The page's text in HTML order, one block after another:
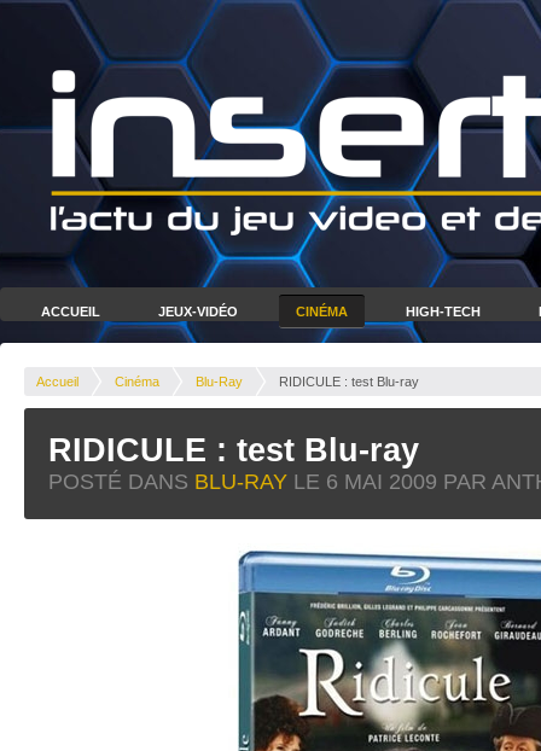
ACCUEIL JEUX-VIDÉO CINÉMA HIGH-TECH
Accueil Cinéma Blu-Ray RIDICULE : test Blu-ray
RIDICULE : test Blu-ray
POSTÉ DANS BLU-RAY LE 6 MAI 2009 PAR